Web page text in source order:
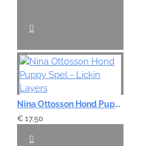
Nina Ottosson Hond Puppy Spel - Lickin Layers
€ 17,50